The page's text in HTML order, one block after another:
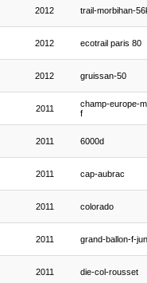
2012 trail-morbihan-
2012 ecotrail paris 80
2012 gruissan-50
2011
champ-europe-
f
2011 6000d
2011 cap-aubrac
2011 colorado
2011 grand-ballon-f-
2011 die-col-rousset